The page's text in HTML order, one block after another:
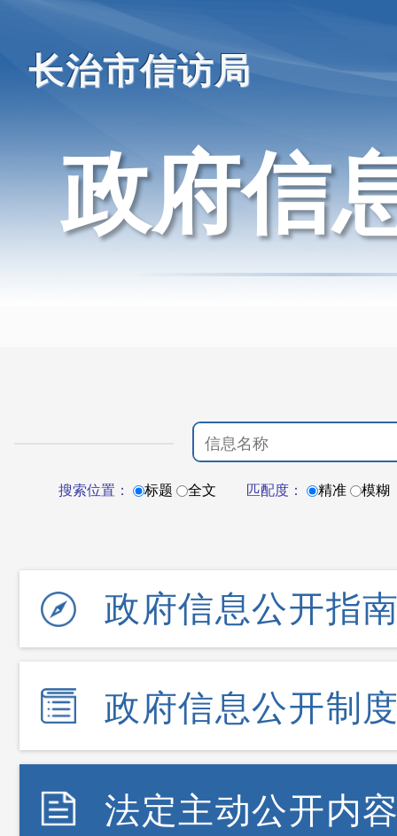
长治市信访局
政府信
搜索位置： 标题 全文 匹配度： 精准 模糊
政府信息公开指
政府信息公开制
法定主动公开内